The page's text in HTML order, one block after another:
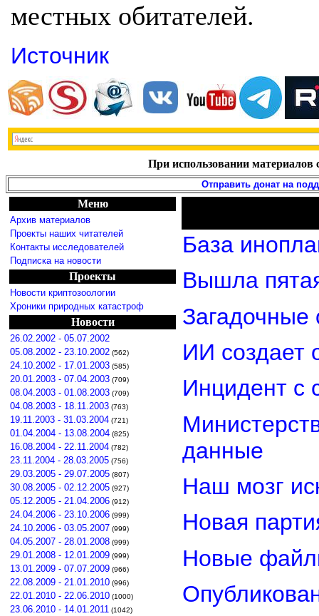
местных обитателей.
Источник
При использовании материалов
Отправить донат на
Меню
Архив материалов
Проекты наших читателей
Контакты исследователей
Подписка на новости
Проекты
Новости криптозоологии
Хроники природных катастроф
Новости
26.02.2002 - 05.07.2002
05.08.2002 - 23.10.2002 (562)
24.10.2002 - 17.01.2003 (585)
20.01.2003 - 07.04.2003 (709)
08.04.2003 - 01.08.2003 (709)
04.08.2003 - 18.11.2003 (763)
19.11.2003 - 31.03.2004 (721)
01.04.2004 - 13.08.2004 (825)
16.08.2004 - 22.11.2004 (782)
23.11.2004 - 28.03.2005 (756)
29.03.2005 - 29.07.2005 (807)
30.08.2005 - 02.12.2005 (927)
05.12.2005 - 21.04.2006 (912)
24.04.2006 - 23.10.2006 (999)
24.10.2006 - 03.05.2007 (999)
04.05.2007 - 28.01.2008 (999)
29.01.2008 - 12.01.2009 (999)
13.01.2009 - 07.07.2009 (966)
22.08.2009 - 21.01.2010 (996)
22.01.2010 - 22.06.2010 (1000)
23.06.2010 - 14.01.2011 (1042)
База
Вышла
ИИ создает
Инцидент с
данные
Наш мозг
Новая
Новые